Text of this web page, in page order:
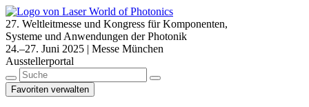
27. Weltleitmesse und Kongress für Komponenten,
Systeme und Anwendungen der Photonik
24.–27. Juni 2025 | Messe München
Ausstellerportal
Favoriten verwalten